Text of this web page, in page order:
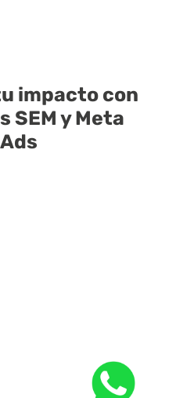
impacto con
SEM y Meta
Ads